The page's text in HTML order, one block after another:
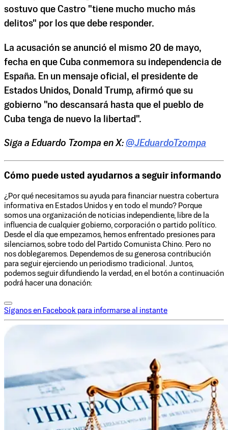
sostuvo que Castro "tiene mucho mucho más
delitos" por los que debe responder.
La acusación se anunció el mismo 20 de mayo,
fecha en que Cuba conmemora su independencia de
España. En un mensaje oficial, el presidente de
Estados Unidos, Donald Trump, afirmó que su
gobierno "no descansará hasta que el pueblo de
Cuba tenga de nuevo la libertad".
Siga a Eduardo Tzompa en X: @JEduardoTzompa
Cómo puede usted ayudarnos a seguir informando
¿Por qué necesitamos su ayuda para financiar nuestra cobertura
informativa en Estados Unidos y en todo el mundo? Porque
somos una organización de noticias independiente, libre de la
influencia de cualquier gobierno, corporación o partido político.
Desde el día que empezamos, hemos enfrentado presiones para
silenciarnos, sobre todo del Partido Comunista Chino. Pero no
nos doblegaremos. Dependemos de su generosa contribución
para seguir ejerciendo un periodismo tradicional. Juntos,
podemos seguir difundiendo la verdad, en el botón a continuación
podrá hacer una donación:
Síganos en Facebook para informarse al instante